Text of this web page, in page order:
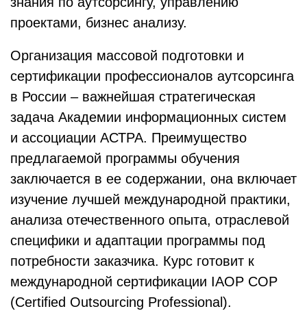
проектами, бизнес анализу.
Организация массовой подготовки и
сертификации профессионалов аутсорсинга
в России – важнейшая стратегическая
задача Академии информационных систем
и ассоциации АСТРА. Преимущество
предлагаемой программы обучения
заключается в ее содержании, она включает
изучение лучшей международной практики,
анализа отечественного опыта, отраслевой
специфики и адаптации программы под
потребности заказчика. Курс готовит к
международной сертификации IAOP COP
(Certified Outsourcing Professional).